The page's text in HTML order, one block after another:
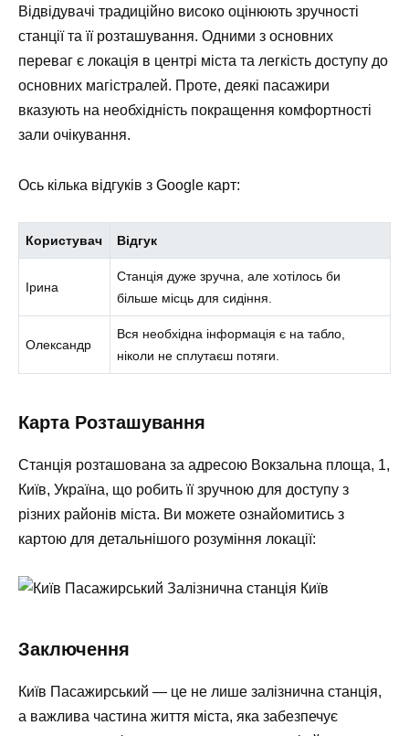
Відвідувачі традиційно високо оцінюють зручності
станції та її розташування. Одними з основних
переваг є локація в центрі міста та легкість доступу до
основних магістралей. Проте, деякі пасажири
вказують на необхідність покращення комфортності
зали очікування.
Ось кілька відгуків з Google карт:
Користувач Відгук
Ірина
Станція дуже зручна, але хотілось би
більше місць для сидіння.
Олександр
Вся необхідна інформація є на табло,
ніколи не сплутаєш потяги.
Карта Розташування
Станція розташована за адресою Вокзальна площа, 1,
Київ, Україна, що робить її зручною для доступу з
різних районів міста. Ви можете ознайомитись з
картою для детальнішого розуміння локації:
Заключення
Київ Пасажирський — це не лише залізнична станція,
а важлива частина життя міста, яка забезпечує